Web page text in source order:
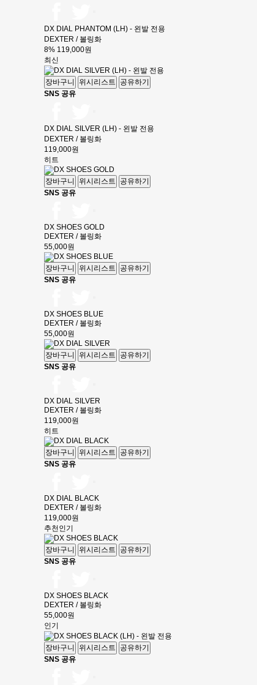
DX DIAL PHANTOM (LH) - 왼발 전용
DEXTER / 볼링화
8% 119,000원
최신
장바구니 위시리스트
공유하기
SNS 공유
DX DIAL SILVER (LH) - 왼발 전용
DEXTER / 볼링화
119,000원
히트
장바구니 위시리스트
공유하기
SNS 공유
DX SHOES GOLD
DEXTER / 볼링화
55,000원
장바구니 위시리스트
공유하기
SNS 공유
DX SHOES BLUE
DEXTER / 볼링화
55,000원
장바구니 위시리스트
공유하기
SNS 공유
DX DIAL SILVER
DEXTER / 볼링화
119,000원
히트
장바구니 위시리스트
공유하기
SNS 공유
DX DIAL BLACK
DEXTER / 볼링화
119,000원
추천인기
장바구니 위시리스트
공유하기
SNS 공유
DX SHOES BLACK
DEXTER / 볼링화
55,000원
인기
장바구니 위시리스트
공유하기
SNS 공유